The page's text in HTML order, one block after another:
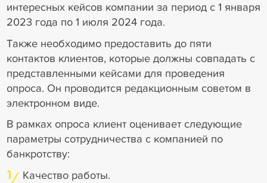
интересных кейсов компании за период с 1 января
2023 года по 1 июля 2024 года.
Также необходимо предоставить до пяти
контактов клиентов, которые должны совпадать с
представленными кейсами для проведения
опроса. Он проводится редакционным советом в
электронном виде.
В рамках опроса клиент оценивает следующие
параметры сотрудничества с компанией по
банкротству:
1 Качество работы.